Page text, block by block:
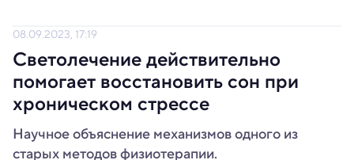
08.09.2023, 17:19
Светолечение действительно
помогает восстановить сон при
хроническом стрессе
Научное объяснение механизмов одного из
старых методов физиотерапии.